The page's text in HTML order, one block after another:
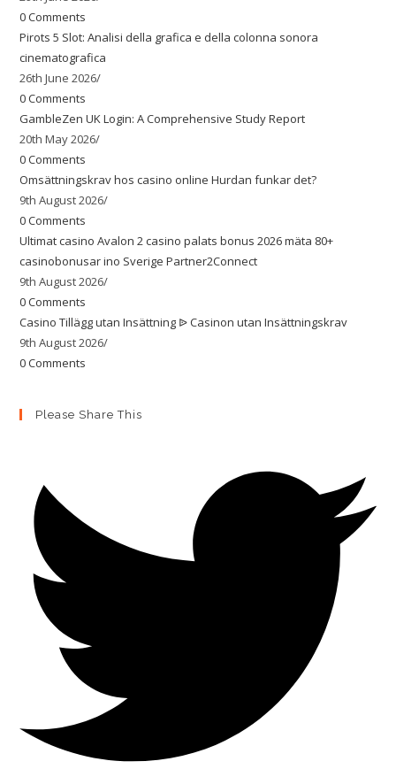
0 Comments
Pirots 5 Slot: Analisi della grafica e della colonna sonora
cinematografica
26th June 2026/
0 Comments
GambleZen UK Login: A Comprehensive Study Report
20th May 2026/
0 Comments
Omsättningskrav hos casino online Hurdan funkar det?
9th August 2026/
0 Comments
Ultimat casino Avalon 2 casino palats bonus 2026 mäta 80+
casinobonusar ino Sverige Partner2Connect
9th August 2026/
0 Comments
Casino Tillägg utan Insättning ᐉ Casinon utan Insättningskrav
9th August 2026/
0 Comments
Please Share This